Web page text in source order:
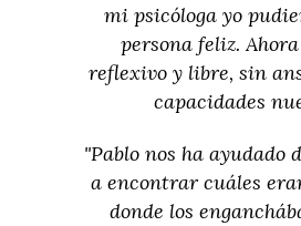
mi psicóloga yo
persona feliz.
reflexivo y libre, sin
capacidades
"Pablo nos ha ayudado
a encontrar cuáles
donde los